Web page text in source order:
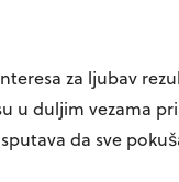
za ljubav
u duljim vezama
da sve